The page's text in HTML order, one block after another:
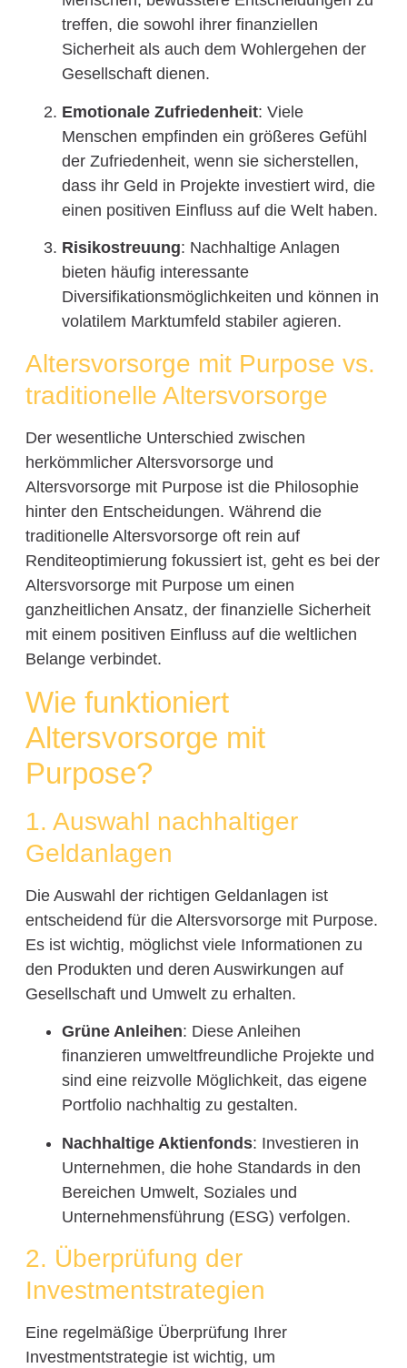
treffen, die sowohl ihrer finanziellen
Sicherheit als auch dem Wohlergehen der
Gesellschaft dienen.
Emotionale Zufriedenheit: Viele
Menschen empfinden ein größeres Gefühl
der Zufriedenheit, wenn sie sicherstellen,
dass ihr Geld in Projekte investiert wird, die
einen positiven Einfluss auf die Welt haben.
Risikostreuung: Nachhaltige Anlagen
bieten häufig interessante
Diversifikationsmöglichkeiten und können in
volatilem Marktumfeld stabiler agieren.
Altersvorsorge mit Purpose vs.
traditionelle Altersvorsorge
Der wesentliche Unterschied zwischen
herkömmlicher Altersvorsorge und
Altersvorsorge mit Purpose ist die Philosophie
hinter den Entscheidungen. Während die
traditionelle Altersvorsorge oft rein auf
Renditeoptimierung fokussiert ist, geht es bei der
Altersvorsorge mit Purpose um einen
ganzheitlichen Ansatz, der finanzielle Sicherheit
mit einem positiven Einfluss auf die weltlichen
Belange verbindet.
Wie funktioniert
Altersvorsorge mit
Purpose?
1. Auswahl nachhaltiger
Geldanlagen
Die Auswahl der richtigen Geldanlagen ist
entscheidend für die Altersvorsorge mit Purpose.
Es ist wichtig, möglichst viele Informationen zu
den Produkten und deren Auswirkungen auf
Gesellschaft und Umwelt zu erhalten.
Grüne Anleihen: Diese Anleihen
finanzieren umweltfreundliche Projekte und
sind eine reizvolle Möglichkeit, das eigene
Portfolio nachhaltig zu gestalten.
Nachhaltige Aktienfonds: Investieren in
Unternehmen, die hohe Standards in den
Bereichen Umwelt, Soziales und
Unternehmensführung (ESG) verfolgen.
2. Überprüfung der
Investmentstrategien
Eine regelmäßige Überprüfung Ihrer
Investmentstrategie ist wichtig, um